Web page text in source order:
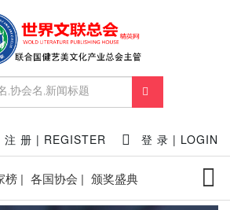
注 册 | REGISTER 登 录 | LOGIN
榜 | 各国协会 | 颁奖盛典